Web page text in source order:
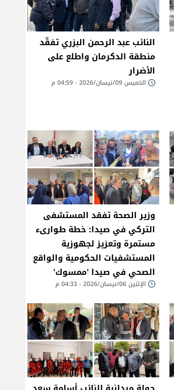
النائب عبد الرحمن البزري تفقّد
منطقة الدكرمان واطلع على
الأضرار
الخميس 09/نيسان/2026 - 04:59 م
وزير الصحة تفقد المستشفى
التركي في صيدا: خطة طوارىء
مستمرة وتعزيز لجهوزية
المستشفيات الحكومية والواقع
الصحي في صيدا 'ممسوك'
الإثنين 06/نيسان/2026 - 04:33 م